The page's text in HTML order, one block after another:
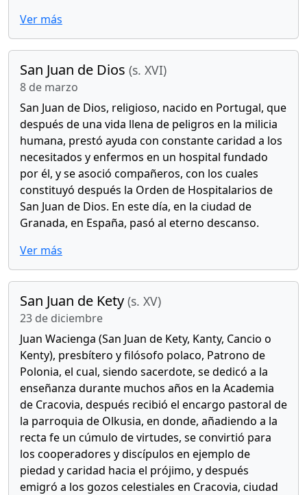
Ver más
San Juan de Dios (s. XVI)
8 de marzo
San Juan de Dios, religioso, nacido en Portugal, que
después de una vida llena de peligros en la milicia
humana, prestó ayuda con constante caridad a los
necesitados y enfermos en un hospital fundado
por él, y se asoció compañeros, con los cuales
constituyó después la Orden de Hospitalarios de
San Juan de Dios. En este día, en la ciudad de
Granada, en España, pasó al eterno descanso.
Ver más
San Juan de Kety (s. XV)
23 de diciembre
Juan Wacienga (San Juan de Kety, Kanty, Cancio o
Kenty), presbítero y filósofo polaco, Patrono de
Polonia, el cual, siendo sacerdote, se dedicó a la
enseñanza durante muchos años en la Academia
de Cracovia, después recibió el encargo pastoral de
la parroquia de Olkusia, en donde, añadiendo a la
recta fe un cúmulo de virtudes, se convirtió para
los cooperadores y discípulos en ejemplo de
piedad y caridad hacia el prójimo, y después
emigró a los gozos celestiales en Cracovia, ciudad